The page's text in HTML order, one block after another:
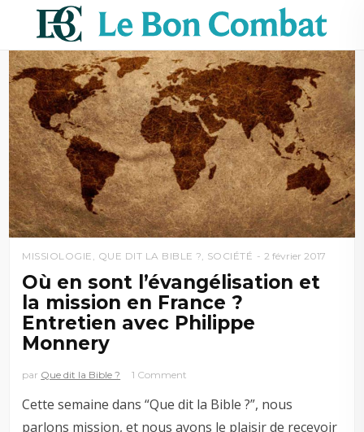
MISSIOLOGIE , QUE DIT LA BIBLE ?, SOCIÉTÉ 2 février 2017
Où en sont l’évangélisation et
la mission en France ?
Entretien avec Philippe
Monnery
par Que dit la Bible ? 1 Comment
Cette semaine dans “Que dit la Bible ?”, nous
parlons mission, et nous avons le plaisir de recevoir